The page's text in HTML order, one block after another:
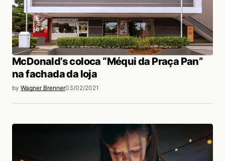
McDonald’s coloca “Méqui da Praça Pan”
na fachada da loja
by Wagner Brenner03/02/2021